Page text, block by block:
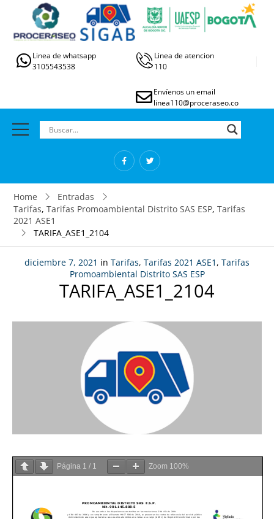
Linea de whatsapp
3105543538
Linea de atencion
110
Envíenos un email
linea110@proceraseo.co
Home
Entradas
Tarifas, Tarifas Promoambiental Distrito SAS ESP, Tarifas
2021 ASE1
TARIFA_ASE1_2104
diciembre 7, 2021 in Tarifas, Tarifas 2021 ASE1 , Tarifas
Promoambiental Distrito SAS ESP
TARIFA_ASE1_2104
Página 1 / 1 Zoom 100%